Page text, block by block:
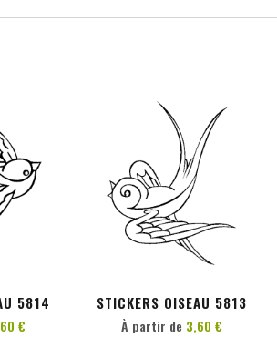
5814
€
STICKERS OISEAU 5813
PERSONNALISER
À partir de 3,60 €